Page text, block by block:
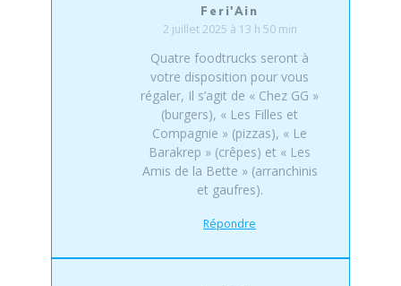
Feri'Ain
2 juillet 2025 à 13 h 50 min
Quatre foodtrucks seront à
votre disposition pour vous
régaler, Il s’agit de « Chez GG »
(burgers), « Les Filles et
Compagnie » (pizzas), « Le
Barakrep » (crêpes) et « Les
Amis de la Bette » (arranchinis
et gaufres).
Répondre